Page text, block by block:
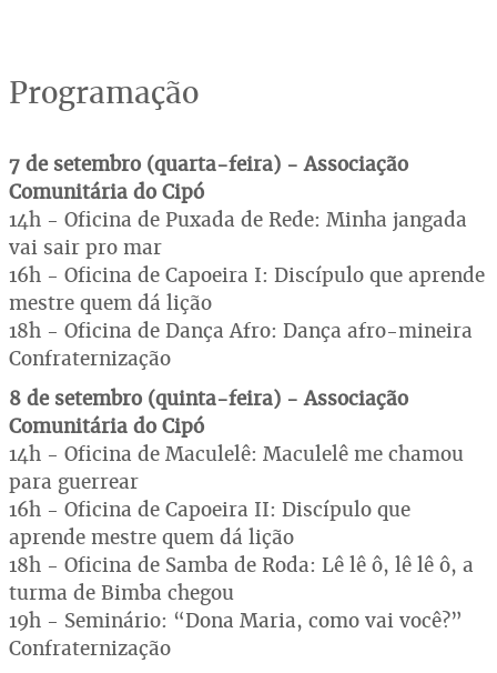
Programação
7 de setembro (quarta-feira) - Associação
Comunitária do Cipó
14h - Oficina de Puxada de Rede: Minha jangada
vai sair pro mar
16h - Oficina de Capoeira I: Discípulo que aprende
mestre quem dá lição
18h - Oficina de Dança Afro: Dança afro-mineira
Confraternização
8 de setembro (quinta-feira) - Associação
Comunitária do Cipó
14h - Oficina de Maculelê: Maculelê me chamou
para guerrear
16h - Oficina de Capoeira II: Discípulo que
aprende mestre quem dá lição
18h - Oficina de Samba de Roda: Lê lê ô, lê lê ô, a
turma de Bimba chegou
19h - Seminário: “Dona Maria, como vai você?”
Confraternização